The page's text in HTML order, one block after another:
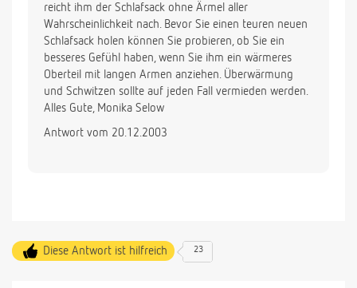
reicht ihm der Schlafsack ohne Ärmel aller
Wahrscheinlichkeit nach. Bevor Sie einen teuren neuen
Schlafsack holen können Sie probieren, ob Sie ein
besseres Gefühl haben, wenn Sie ihm ein wärmeres
Oberteil mit langen Armen anziehen. Überwärmung
und Schwitzen sollte auf jeden Fall vermieden werden.
Alles Gute, Monika Selow
Antwort vom 20.12.2003
Diese Antwort ist hilfreich 23